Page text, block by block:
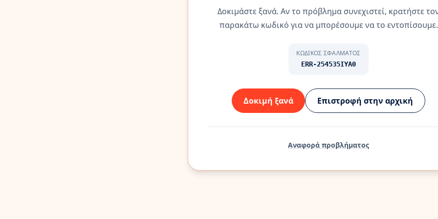
Δοκιμάστε ξανά. Αν το πρόβλημα συνεχιστεί, κρατήστε
παρακάτω κωδικό για να μπορέσουμε να το εντοπίσουμε.
ΚΩΔΙΚΌΣ ΣΦΆΛΜΑΤΟΣ
ERR-254535IYA0
Δοκιμή ξανά Επιστροφή στην αρχική
Αναφορά προβλήματος